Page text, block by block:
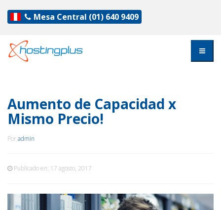
Mesa Central (01) 640 9409
Aumento de Capacidad x
Mismo Precio!
Poradmin
Publicado en: 17 agosto, 2017